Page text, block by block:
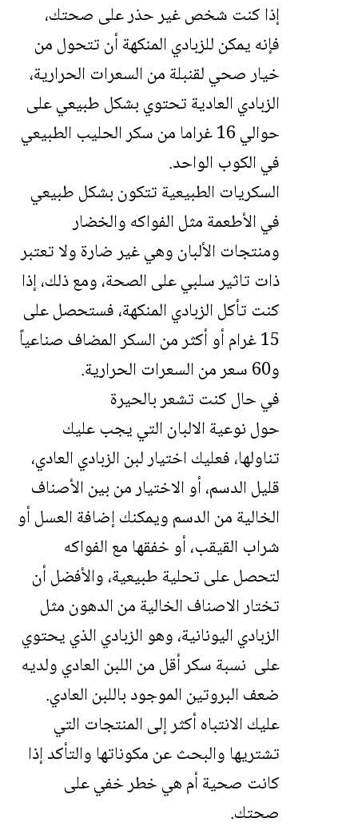
إذا كنت شخص غير حذر على صحتك،
فإنه يمكن للزبادي المنكهة أن تتحول من
خيار صحي لقنبلة من السعرات الحرارية،
الزبادي العادية تحتوي بشكل طبيعي على
حوالي 16 غراما من سكر الحليب الطبيعي
في الكوب الواحد.
السكريات الطبيعية تتكون بشكل طبيعي
في الأطعمة مثل الفواكه والخضار
ومنتجات الألبان وهي غير ضارة ولا تعتبر
ذات تاثير سلبي على الصحة، ومع ذلك، إذا
كنت تأكل الزبادي المنكهة، فستحصل على
15 غرام أو أكثر من السكر المضاف صناعياً
و60 سعر من السعرات الحرارية.
في حال كنت تشعر بالحيرة
حول نوعية الالبان التي يجب عليك
تناولها، فعليك اختيار لبن الزبادي العادي،
قليل الدسم، أو الاختيار من بين الأصناف
الخالية من الدسم ويمكنك إضافة العسل أو
شراب القيقب، أو خفقها مع الفواكه
لتحصل على تحلية طبيعية، والأفضل أن
تختار الاصناف الخالية من الدهون مثل
الزبادي اليونانية، وهو الزبادي الذي يحتوي
على نسبة سكر أقل من اللبن العادي ولديه
ضعف البروتين الموجود باللبن العادي.
عليك الانتباه أكثر إلى المنتجات التي
تشتريها والبحث عن مكوناتها والتأكد إذا
كانت صحية أم هي خطر خفي على
صحتك.